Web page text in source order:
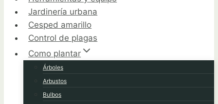
Jardinería urbana
Cesped amarillo
Control de plagas
Como plantar
Árboles
Arbustos
Bulbos